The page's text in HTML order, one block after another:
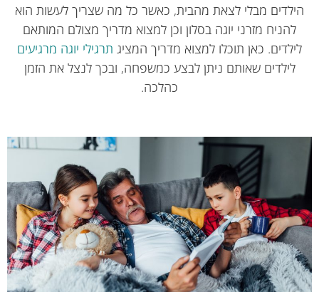
מבלי לצאת מהבית, כאשר כל מה שצריך לעשות הוא
להניח מזרני יוגה בסלון וכן למצוא מדריך מצולם המותאם
כאן תוכלו למצוא מדריך המציגתרגילי יוגה מרגיעים
לילדים שאותם ניתן לבצע כמשפחה, ובכך לנצל את הזמן
כהלכה.